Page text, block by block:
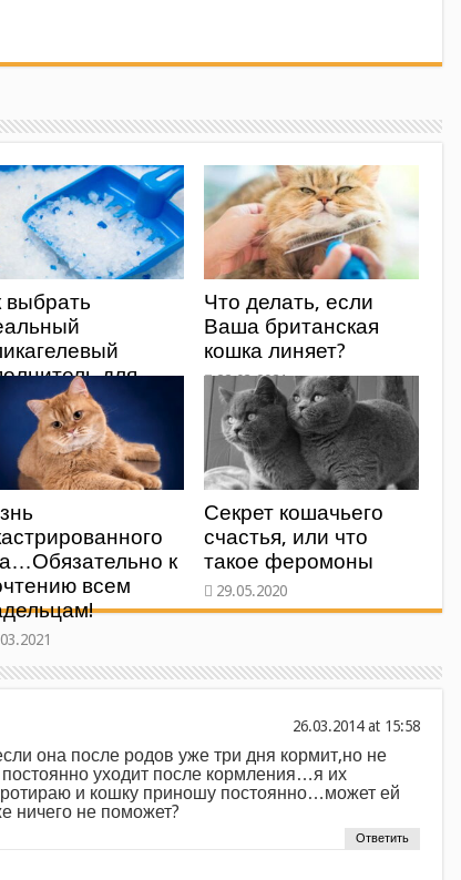
выбрать
для
в 2025 году:
руководство
Что делать, если
Ваша британская
кошка линяет?
к
всем
Секрет кошачьего
счастья, или что
такое феромоны
at
она после родов уже три дня кормит,но не
уходит после кормления…я их
и кошку приношу постоянно…может ей
ничего не поможет?
Ответить